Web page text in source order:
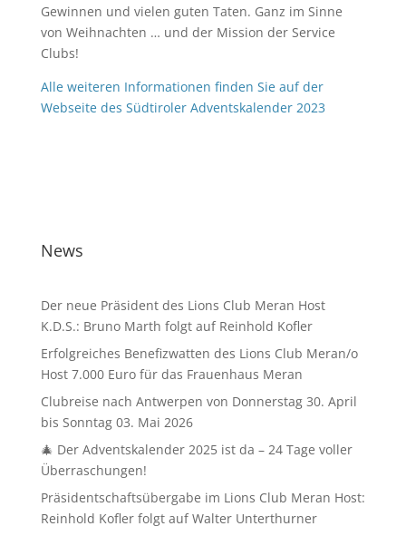
Gewinnen und vielen guten Taten. Ganz im Sinne
von Weihnachten … und der Mission der Service
Clubs!
Alle weiteren Informationen finden Sie auf der
Webseite des Südtiroler Adventskalender 2023
News
Der neue Präsident des Lions Club Meran Host
K.D.S.: Bruno Marth folgt auf Reinhold Kofler
Erfolgreiches Benefizwatten des Lions Club Meran/o
Host 7.000 Euro für das Frauenhaus Meran
Clubreise nach Antwerpen von Donnerstag 30. April
bis Sonntag 03. Mai 2026
🎄 Der Adventskalender 2025 ist da – 24 Tage voller
Überraschungen!
Präsidentschaftsübergabe im Lions Club Meran Host:
Reinhold Kofler folgt auf Walter Unterthurner